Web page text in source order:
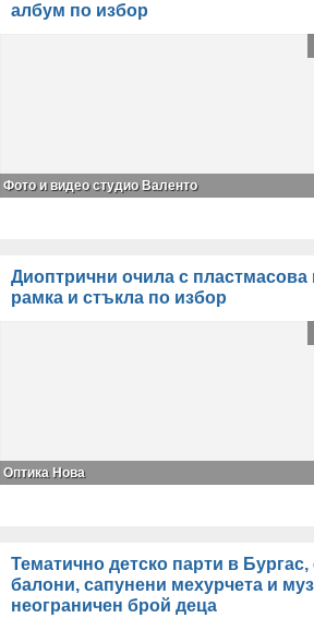
албум по избор
Фото и видео студио Валентo
Диоптрични очила с пластмасова
рамка и стъкла по избор
Оптика Нова
Тематично детско парти в
балони, сапунени мехурчета и
неограничен брой деца